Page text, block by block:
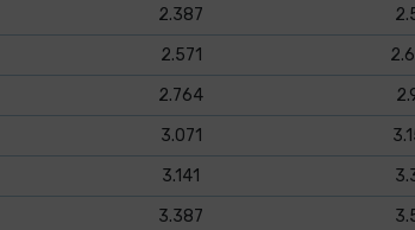
2.387
2.571
2.764
3.071
3.141
3.387